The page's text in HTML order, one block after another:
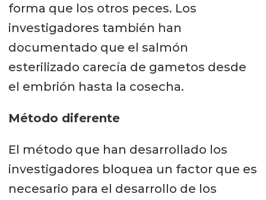
forma que los otros peces. Los
investigadores también han
documentado que el salmón
esterilizado carecía de gametos desde
el embrión hasta la cosecha.
Método diferente
El método que han desarrollado los
investigadores bloquea un factor que es
necesario para el desarrollo de los